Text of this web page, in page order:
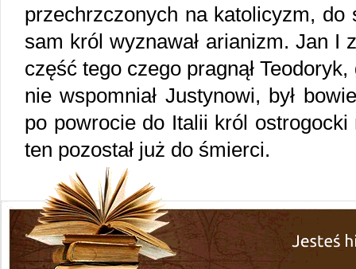
przechrzczonych na katolicyzm,
sam król wyznawał arianizm. Jan I
część tego czego pragnął
nie wspomniał Justynowi, był
po powrocie do Italii król ostrogocki
ten pozostał już do śmierci.